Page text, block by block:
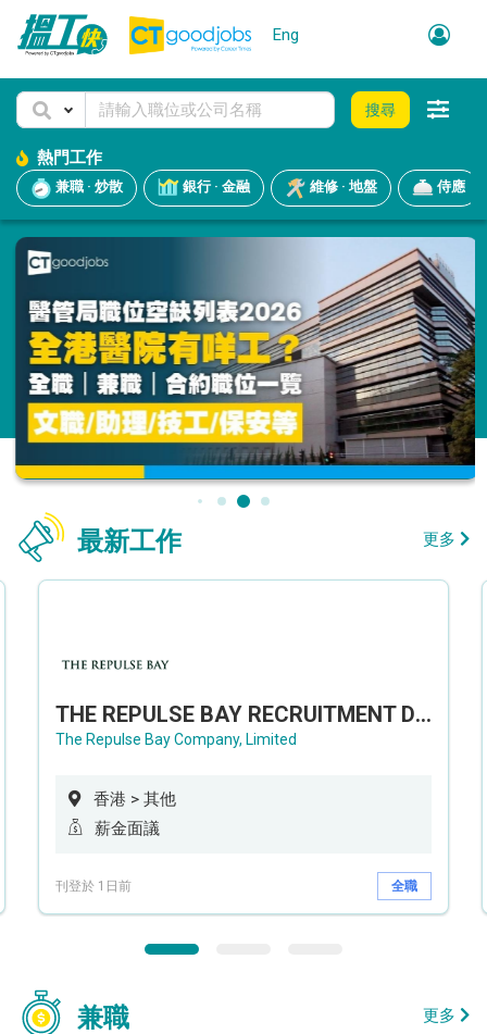
Eng
搜尋
熱門工作
兼職 · 炒散 銀行 · 金融 維修 · 地盤 侍應
最新工作 更多
THE REPULSE BAY RECRUITMENT DAY 淺水灣影灣園人才招聘會
The Repulse Bay Company, Limited
香港 > 其他
薪金面議
刊登於 1日前 全職
兼職 更多